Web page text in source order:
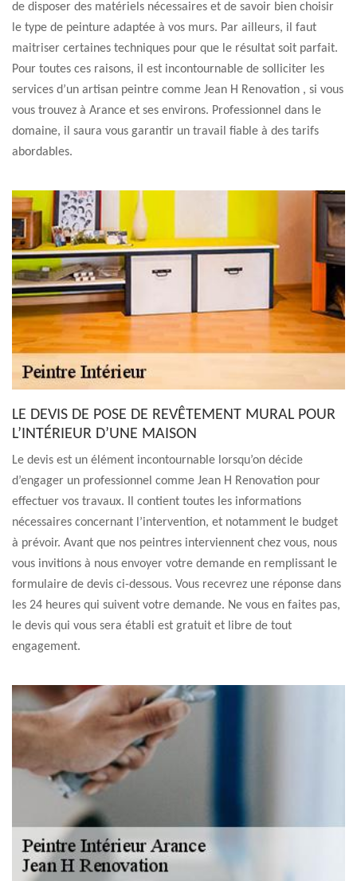
de disposer des matériels nécessaires et de savoir bien choisir
le type de peinture adaptée à vos murs. Par ailleurs, il faut
maitriser certaines techniques pour que le résultat soit parfait.
Pour toutes ces raisons, il est incontournable de solliciter les
services d’un artisan peintre comme Jean H Renovation , si vous
vous trouvez à Arance et ses environs. Professionnel dans le
domaine, il saura vous garantir un travail fiable à des tarifs
abordables.
LE DEVIS DE POSE DE REVÊTEMENT MURAL POUR
L’INTÉRIEUR D’UNE MAISON
Le devis est un élément incontournable lorsqu’on décide
d’engager un professionnel comme Jean H Renovation pour
effectuer vos travaux. Il contient toutes les informations
nécessaires concernant l’intervention, et notamment le budget
à prévoir. Avant que nos peintres interviennent chez vous, nous
vous invitions à nous envoyer votre demande en remplissant le
formulaire de devis ci-dessous. Vous recevrez une réponse dans
les 24 heures qui suivent votre demande. Ne vous en faites pas,
le devis qui vous sera établi est gratuit et libre de tout
engagement.